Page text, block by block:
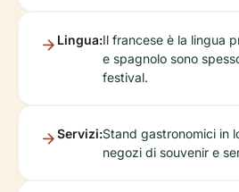
Lingua:Il francese è la lingua
e spagnolo sono
festival.
Servizi:Stand gastronomici in
negozi di souvenir e